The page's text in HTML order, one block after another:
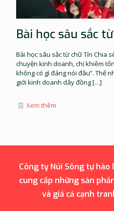
Bài học sâu sắc
Bài học sâu sắc từ chữ Tín Chia
chuyện kinh doanh, chị khiêm
không có gì đáng nói đâu”. Thế
giới kinh doanh dây đồng[…]
Xem thêm
Công ty Núi Sông tự hào
cung cấp những sản
và giá cả cạnh